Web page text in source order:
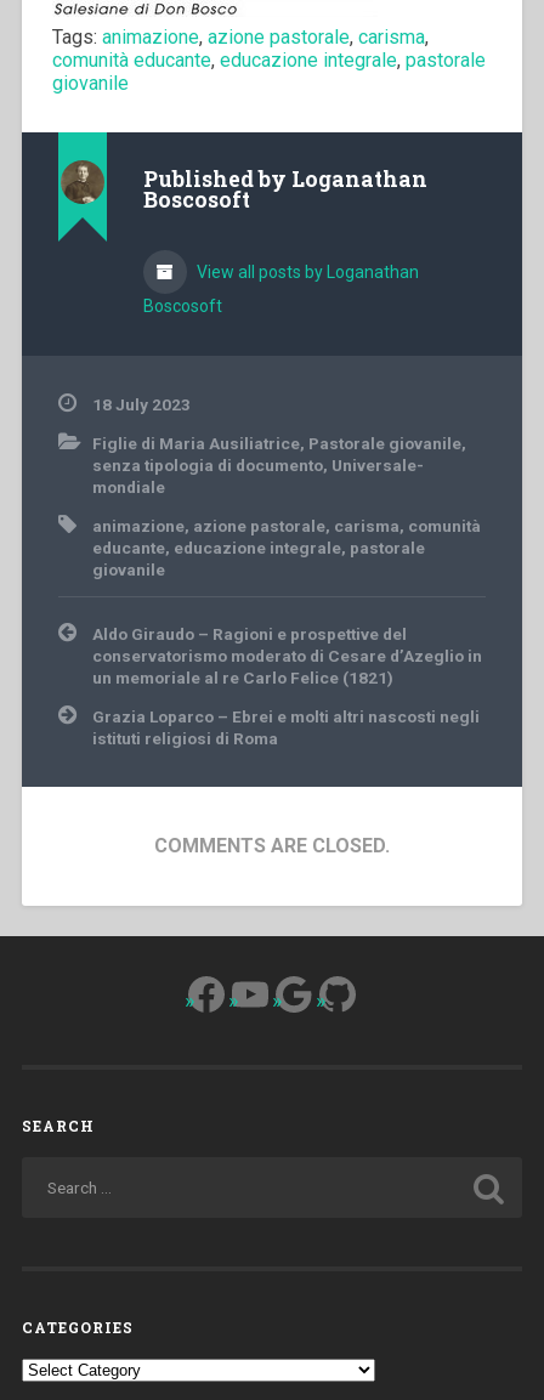
Tags: animazione, azione pastorale, carisma,
comunità educante, educazione integrale, pastorale
giovanile
Published by Loganathan
Boscosoft
View all posts by Loganathan
Boscosoft
18 July 2023
Figlie di Maria Ausiliatrice, Pastorale giovanile,
senza tipologia di documento, Universale-
mondiale
animazione, azione pastorale, carisma, comunità
educante, educazione integrale, pastorale
giovanile
Post
navigation
Aldo Giraudo – Ragioni e prospettive del
conservatorismo moderato di Cesare d’Azeglio in
un memoriale al re Carlo Felice (1821)
Grazia Loparco – Ebrei e molti altri nascosti negli
istituti religiosi di Roma
COMMENTS ARE CLOSED.
Facebook
YouTube
Google
GitHub
SEARCH
CATEGORIES
Categories